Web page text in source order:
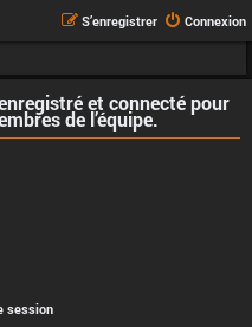
Connexion
S’enregistrer
et connecté pour
de l’équipe.
session